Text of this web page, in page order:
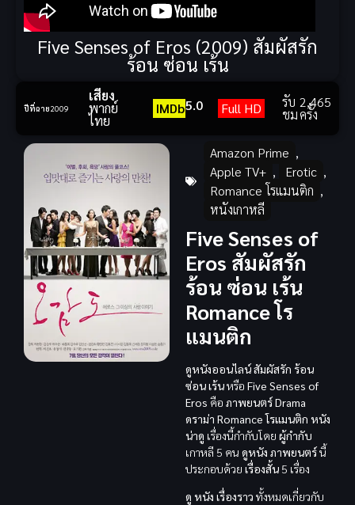
Five Senses of Eros (2009) สัมผัสรัก
ร้อน ซ่อน เร้น
ปีที่ฉาย2009
เสียง
พากย์
ไทย
IMDb5.0 Full HD รับ
ชม
2,465
ครั้ง
Amazon Prime ,
Apple TV+ , Erotic ,
Romance โรแมนติก ,
หนังเกาหลี
Five Senses of
Eros สัมผัสรัก
ร้อน ซ่อน เร้น
Romance โร
แมนติก
ดูหนังออนไลน์ สัมผัสรัก ร้อน
ซ่อน เร้นหรือ Five Senses of
Eros คือ ภาพยนตร์ Drama
ดราม่า Romance โรแมนติก หนัง
น่าดู เรื่องนี้กำกับโดย ผู้กำกับ
เกาหลี 5 คน ดูหนัง ภาพยนตร์นี้
ประกอบด้วย เรื่องสั้น 5 เรื่อง
ดู หนัง เรื่องราว ทั้งหมดเกี่ยวกับ